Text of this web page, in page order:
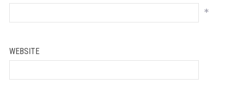
*
WEBSITE